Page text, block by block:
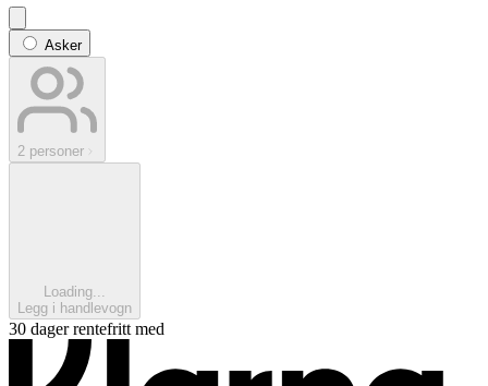
Asker
2 personer
Loading...
Legg i handlevogn
30 dager rentefritt med